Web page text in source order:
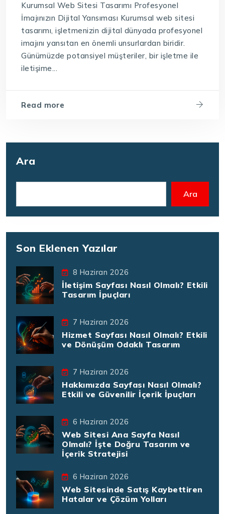
Kurumsal Web Sitesi Tasarımı Profesyonel
İmajınızın Dijital Yansıması Kurumsal web sitesi
tasarımı, işletmenizin dijital dünyada profesyonel
imajını yansıtan en önemli unsurlardan biridir.
Günümüzde potansiyel müşteriler, bir işletme ile
iletişime...
Read more
Ara
Ara
Son Eklenen Yazılar
8 Haziran 2026
İletişim Sayfası Nasıl Olmalı? Etkili
Tasarım İpuçları
7 Haziran 2026
Hizmet Sayfası Nasıl Olmalı? Etkili
ve Dönüşüm Odaklı Tasarım
7 Haziran 2026
Hakkımızda Sayfası Nasıl Olmalı?
Etkili ve Güvenilir İçerik İpuçları
6 Haziran 2026
Web Sitesi Ana Sayfa Nasıl
Olmalı? İşte Doğru Tasarım ve
İçerik Stratejisi
6 Haziran 2026
Web Sitesinde Satış Kaybettiren
Hatalar ve Çözüm Yolları